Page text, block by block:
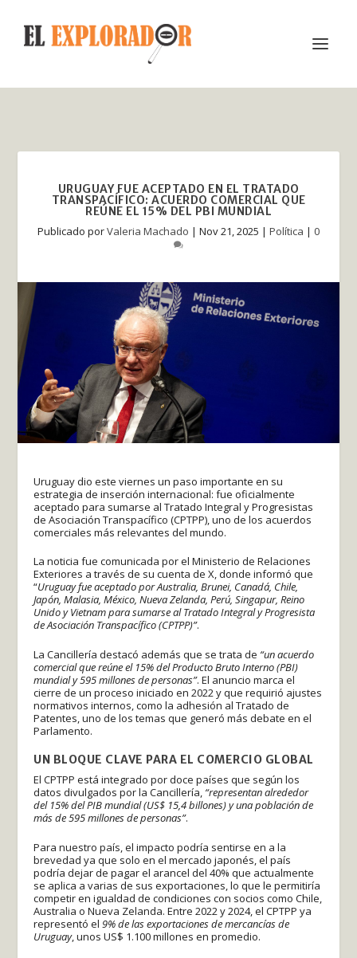
URUGUAY FUE ACEPTADO EN EL TRATADO
TRANSPACÍFICO: ACUERDO COMERCIAL QUE
REÚNE EL 15% DEL PBI MUNDIAL
Publicado porValeria Machado | Nov 21, 2025 | Política | 0
Uruguay dio este viernes un paso importante en su
estrategia de inserción internacional: fue oficialmente
aceptado para sumarse al Tratado Integral y Progresistas
de Asociación Transpacífico (CPTPP), uno de los acuerdos
comerciales más relevantes del mundo.
La noticia fue comunicada por el Ministerio de Relaciones
Exteriores a través de su cuenta de X, donde informó que
“Uruguay fue aceptado por Australia, Brunei, Canadá, Chile,
Japón, Malasia, México, Nueva Zelanda, Perú, Singapur, Reino
Unido y Vietnam para sumarse al Tratado Integral y Progresista
de Asociación Transpacífico (CPTPP)”.
La Cancillería destacó además que se trata de “un acuerdo
comercial que reúne el 15% del Producto Bruto Interno (PBI)
mundial y 595 millones de personas”. El anuncio marca el
cierre de un proceso iniciado en 2022 y que requirió ajustes
normativos internos, como la adhesión al Tratado de
Patentes, uno de los temas que generó más debate en el
Parlamento.
UN BLOQUE CLAVE PARA EL COMERCIO GLOBAL
El CPTPP está integrado por doce países que según los
datos divulgados por la Cancillería, “representan alrededor
del 15% del PIB mundial (US$ 15,4 billones) y una población de
más de 595 millones de personas”.
Para nuestro país, el impacto podría sentirse en a la
brevedad ya que solo en el mercado japonés, el país
podría dejar de pagar el arancel del 40% que actualmente
se aplica a varias de sus exportaciones, lo que le permitiría
competir en igualdad de condiciones con socios como Chile,
Australia o Nueva Zelanda. Entre 2022 y 2024, el CPTPP ya
representó el9% de las exportaciones de mercancías de
Uruguay, unos US$ 1.100 millones en promedio.